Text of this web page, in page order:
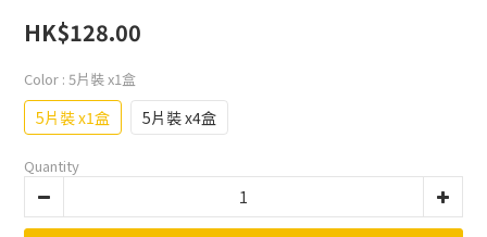
HK$128.00
Color : 5片裝 x1盒
5片裝 x1盒 5片裝 x4盒
Quantity